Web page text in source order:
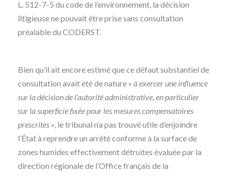
L. 512-7-5 du code de l’environnement, la décision
litigieuse ne pouvait être prise sans consultation
préalable du CODERST.
Bien qu’il ait encore estimé que ce défaut substantiel de
consultation avait été de nature « à exercer une influence
sur la décision de l’autorité administrative, en particulier
sur la superficie fixée pour les mesures compensatoires
prescrites », le tribunal n’a pas trouvé utile d’enjoindre
l’État à reprendre un arrêté conforme à la surface de
zones humides effectivement détruites évaluée par la
direction régionale de l’Office français de la